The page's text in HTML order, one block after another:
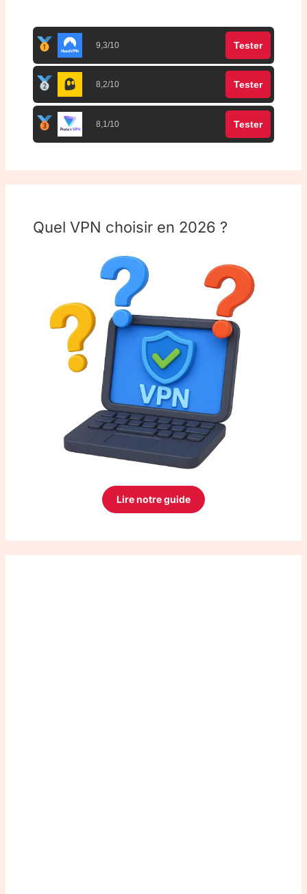
9,3/10 Tester
8,2/10 Tester
8,1/10 Tester
Quel VPN choisir en 2026 ?
Lire notre guide